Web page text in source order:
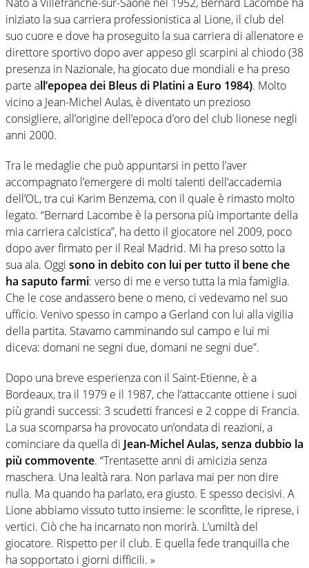
iniziato la sua carriera professionistica al Lione, il club del
suo cuore e dove ha proseguito la sua carriera di allenatore e
direttore sportivo dopo aver appeso gli scarpini al chiodo (38
presenza in Nazionale, ha giocato due mondiali e ha preso
parte all’epopea dei Bleus di Platini a Euro 1984). Molto
vicino a Jean-Michel Aulas, è diventato un prezioso
consigliere, all’origine dell’epoca d’oro del club lionese negli
anni 2000.
Tra le medaglie che può appuntarsi in petto l’aver
accompagnato l’emergere di molti talenti dell’accademia
dell’OL, tra cui Karim Benzema, con il quale è rimasto molto
legato. “Bernard Lacombe è la persona più importante della
mia carriera calcistica”, ha detto il giocatore nel 2009, poco
dopo aver firmato per il Real Madrid. Mi ha preso sotto la
sua ala. Oggi sono in debito con lui per tutto il bene che
ha saputo farmi: verso di me e verso tutta la mia famiglia.
Che le cose andassero bene o meno, ci vedevamo nel suo
ufficio. Venivo spesso in campo a Gerland con lui alla vigilia
della partita. Stavamo camminando sul campo e lui mi
diceva: domani ne segni due, domani ne segni due”.
Dopo una breve esperienza con il Saint-Etienne, è a
Bordeaux, tra il 1979 e il 1987, che l’attaccante ottiene i suoi
più grandi successi: 3 scudetti francesi e 2 coppe di Francia.
La sua scomparsa ha provocato un’ondata di reazioni, a
cominciare da quella di Jean-Michel Aulas, senza dubbio la
più commovente. “Trentasette anni di amicizia senza
maschera. Una lealtà rara. Non parlava mai per non dire
nulla. Ma quando ha parlato, era giusto. E spesso decisivi. A
Lione abbiamo vissuto tutto insieme: le sconfitte, le riprese, i
vertici. Ciò che ha incarnato non morirà. L’umiltà del
giocatore. Rispetto per il club. E quella fede tranquilla che
ha sopportato i giorni difficili. »